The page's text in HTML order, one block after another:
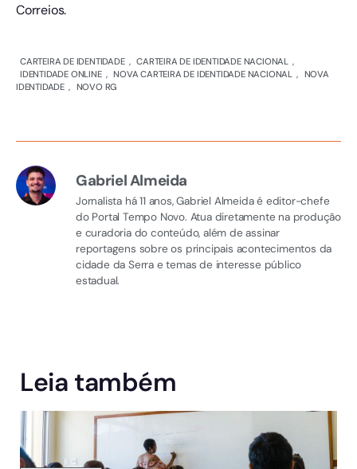
Correios.
CARTEIRA DE IDENTIDADE
CARTEIRA DE IDENTIDADE NACIONAL
IDENTIDADE ONLINE
NOVA CARTEIRA DE IDENTIDADE NACIONAL
NOVA
IDENTIDADE
NOVO RG
Gabriel Almeida
Jornalista há 11 anos, Gabriel Almeida é editor-chefe
do Portal Tempo Novo. Atua diretamente na produção
e curadoria do conteúdo, além de assinar
reportagens sobre os principais acontecimentos da
cidade da Serra e temas de interesse público
estadual.
Leia também